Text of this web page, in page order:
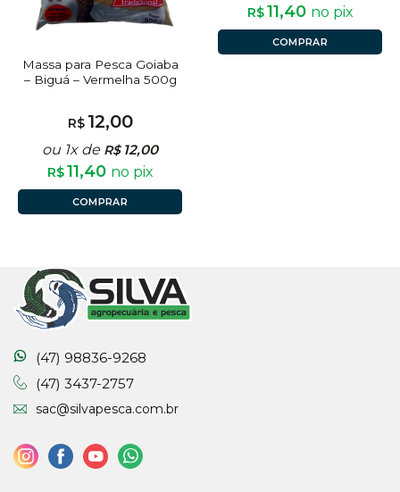
Massa para Pesca Goiaba
– Biguá – Vermelha 500g
R$ 12,00
ou 1x de R$ 12,00
R$11,40 no pix
COMPRAR
R$11,40 no pix
COMPRAR
(47) 98836-9268
(47) 3437-2757
sac@silvapesca.com.br